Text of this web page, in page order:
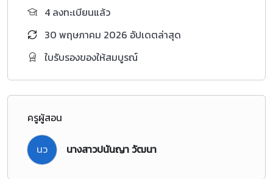
4 ลงทะเบียนแล้ว
30 พฤษภาคม 2026 อัปเดตล่าสุด
ใบรับรองของให้สมบูรณ์
ครูผู้สอน
นว นางสาวปนันญา วัฒนา